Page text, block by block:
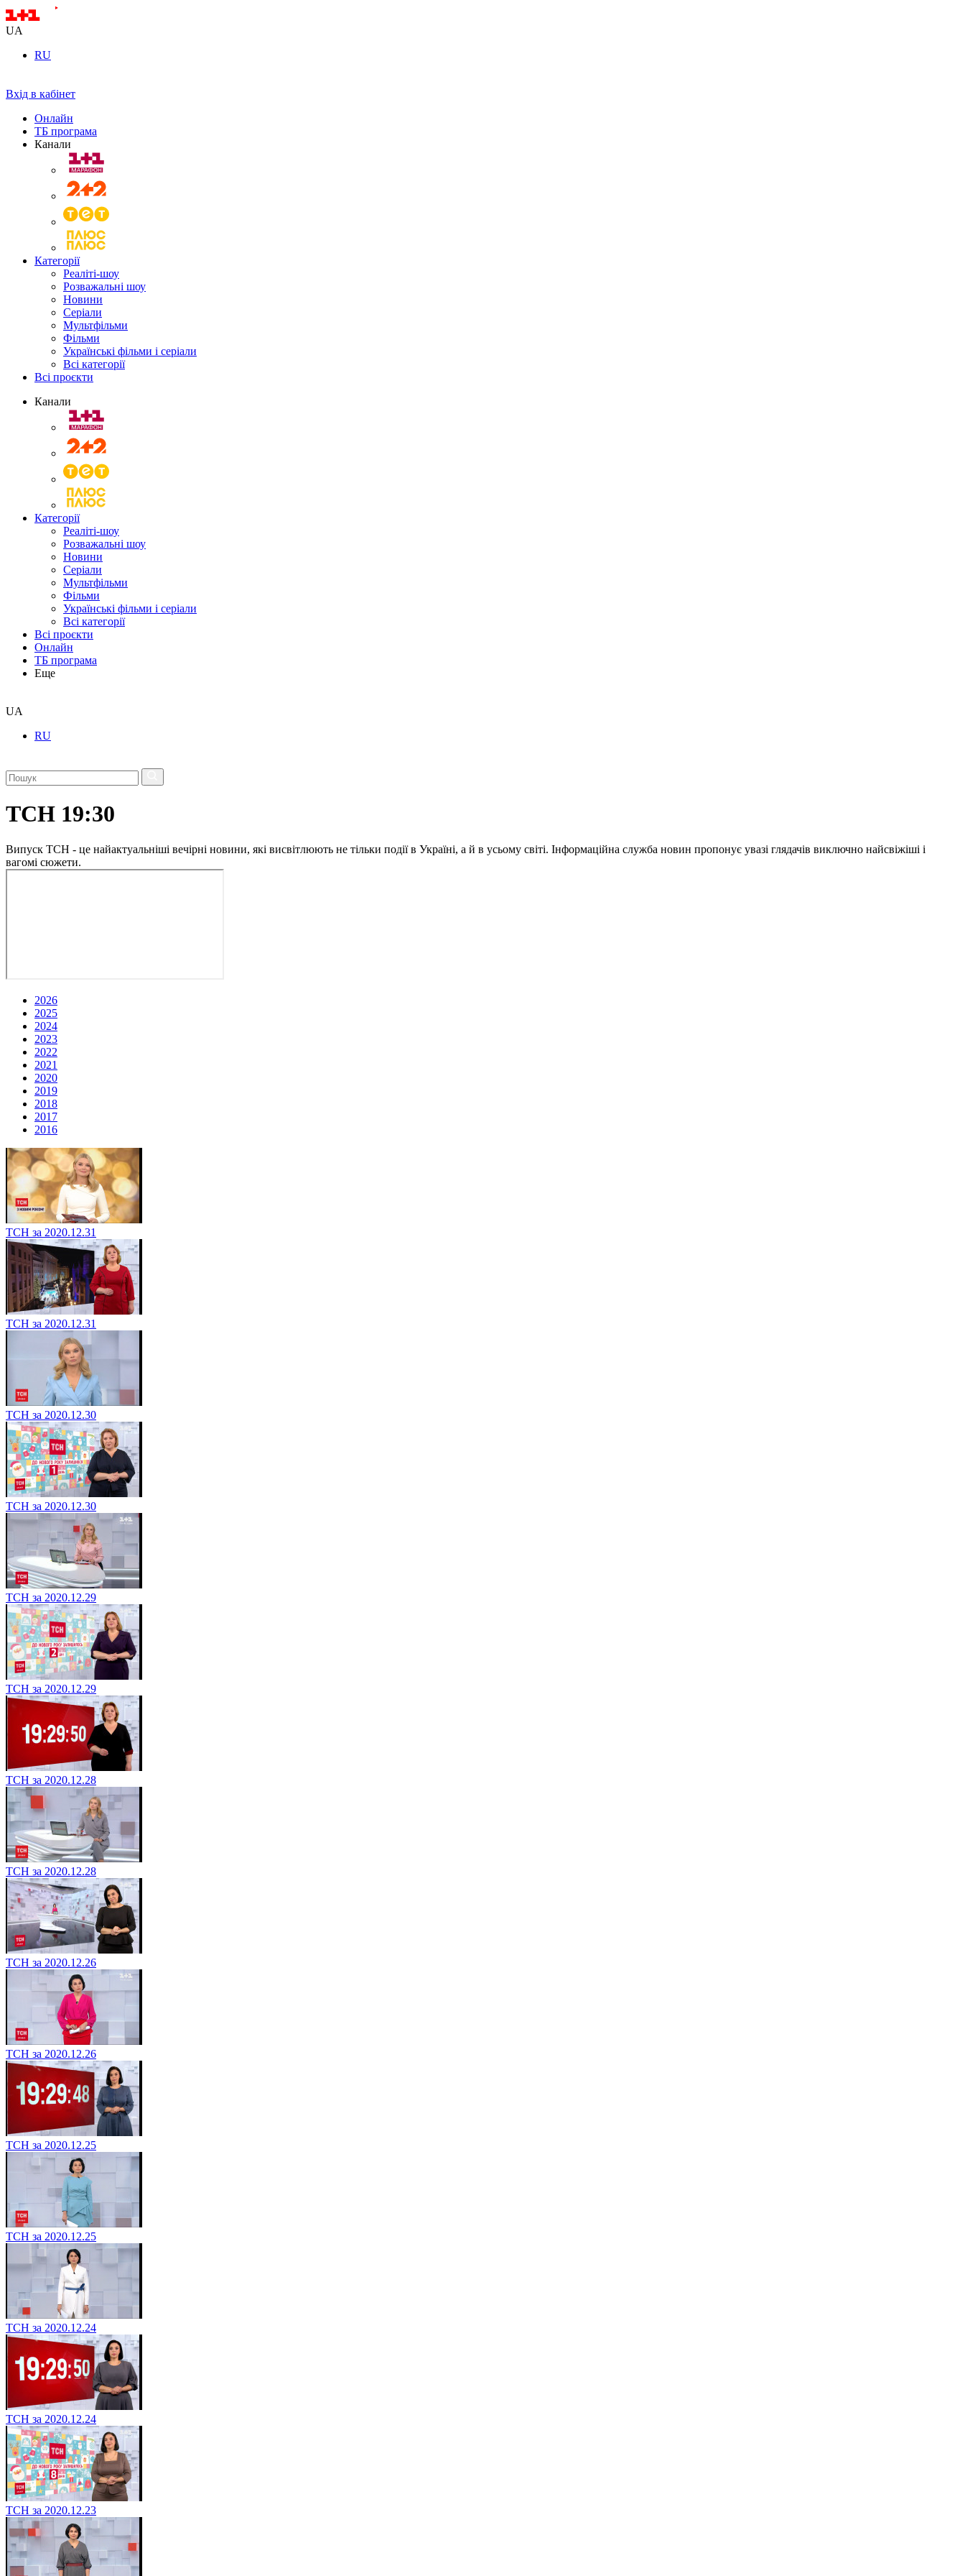
UA
RU
Вхід в кабінет
Онлайн
ТБ програма
Канали
Категорії
Реаліті-шоу
Розважальні шоу
Новини
Серіали
Мультфільми
Фільми
Українські фільми і серіали
Всі категорії
Всі проєкти
Канали
Категорії
Реаліті-шоу
Розважальні шоу
Новини
Серіали
Мультфільми
Фільми
Українські фільми і серіали
Всі категорії
Всі проєкти
Онлайн
ТБ програма
Еще
UA
RU
ТСН 19:30
Випуск ТСН - це найактуальніші вечірні новини, які висвітлюють не тільки події в Україні, а й в усьому світі. Інформаційна служба новин пропонує увазі глядачів виключно найсвіжіші і
вагомі сюжети.
2026
2025
2024
2023
2022
2021
2020
2019
2018
2017
2016
ТСН за 2020.12.31
ТСН за 2020.12.31
ТСН за 2020.12.30
ТСН за 2020.12.30
ТСН за 2020.12.29
ТСН за 2020.12.29
ТСН за 2020.12.28
ТСН за 2020.12.28
ТСН за 2020.12.26
ТСН за 2020.12.26
ТСН за 2020.12.25
ТСН за 2020.12.25
ТСН за 2020.12.24
ТСН за 2020.12.24
ТСН за 2020.12.23